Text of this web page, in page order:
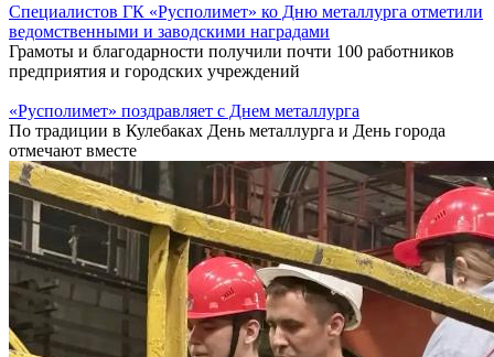
Специалистов ГК «Русполимет» ко Дню металлурга отметили
ведомственными и заводскими наградами
Грамоты и благодарности получили почти 100 работников
предприятия и городских учреждений
«Русполимет» поздравляет с Днем металлурга
По традиции в Кулебаках День металлурга и День города
отмечают вместе